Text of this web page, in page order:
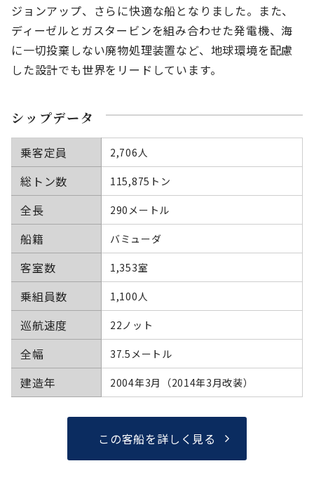
ジョンアップ、さらに快適な船となりました。また、
ディーゼルとガスタービンを組み合わせた発電機、海
に一切投棄しない廃物処理装置など、地球環境を配慮
した設計でも世界をリードしています。
シップデータ
乗客定員 2,706人
総トン数 115,875トン
全長 290メートル
船籍 バミューダ
客室数 1,353室
乗組員数 1,100人
巡航速度 22ノット
全幅 37.5メートル
建造年 2004年3月（2014年3月改装）
この客船を詳しく見る